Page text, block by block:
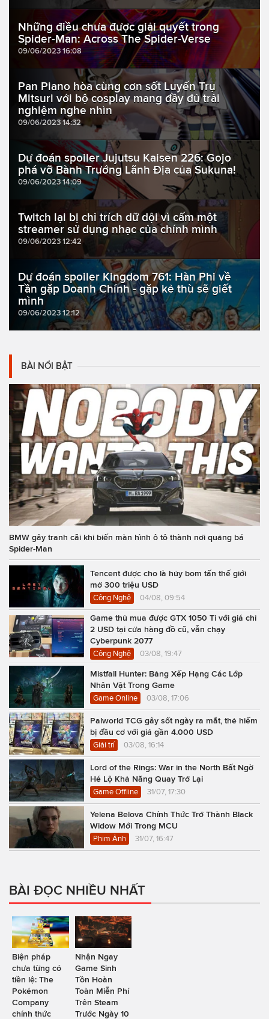
Những điều chưa được giải quyết trong
Spider-Man: Across The Spider-Verse
09/06/2023 16:08
Pan Piano hòa cùng cơn sốt Luyến Trụ
Mitsuri với bộ cosplay mang đầy đủ trải
nghiệm nghe nhìn
09/06/2023 14:32
Dự đoán spoiler Jujutsu Kaisen 226: Gojo
phá vỡ Bành Trướng Lãnh Địa của Sukuna!
09/06/2023 14:09
Twitch lại bị chỉ trích dữ dội vì cấm một
streamer sử dụng nhạc của chính mình
09/06/2023 12:42
Dự đoán spoiler Kingdom 761: Hàn Phi về
Tần gặp Doanh Chính - gặp kẻ thù sẽ giết
mình
09/06/2023 12:12
BÀI NỔI BẬT
BMW gây tranh cãi khi biến màn hình ô tô thành nơi quảng bá
Spider-Man
Tencent được cho là hủy bom tấn thế giới
mở 300 triệu USD
Công Nghệ 04/08, 09:54
Game thủ mua được GTX 1050 Ti với giá chỉ
2 USD tại cửa hàng đồ cũ, vẫn chạy
Cyberpunk 2077
Công Nghệ 03/08, 19:47
Mistfall Hunter: Bảng Xếp Hạng Các Lớp
Nhân Vật Trong Game
Game Online 03/08, 17:06
Palworld TCG gây sốt ngày ra mắt, thẻ hiếm
bị đầu cơ với giá gần 4.000 USD
Giải trí 03/08, 16:14
Lord of the Rings: War in the North Bất Ngờ
Hé Lộ Khả Năng Quay Trở Lại
Game Offline 31/07, 17:30
Yelena Belova Chính Thức Trở Thành Black
Widow Mới Trong MCU
Phim Ảnh 31/07, 16:47
BÀI ĐỌC NHIỀU NHẤT
Biện pháp
chưa từng có
tiền lệ: The
Pokémon
Company
chính thức
Nhận Ngay
Game Sinh
Tồn Hoàn
Toàn Miễn Phí
Trên Steam
Trước Ngày 10